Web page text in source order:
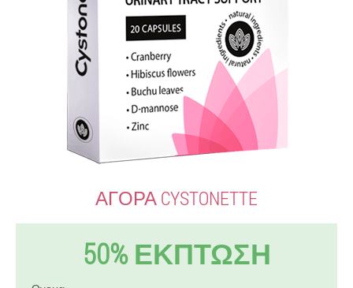
ΑΓΟΡΆ CYSTONETTE
50% ΕΚΠΤΩΣΗ